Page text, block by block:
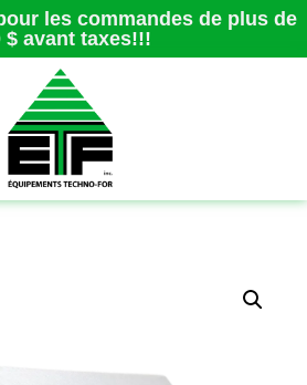
les commandes de plus de
$ avant taxes!!!